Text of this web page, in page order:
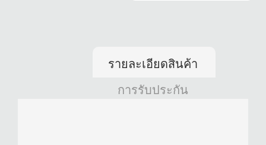
รายละเอียดสินค้า
การรับประกัน